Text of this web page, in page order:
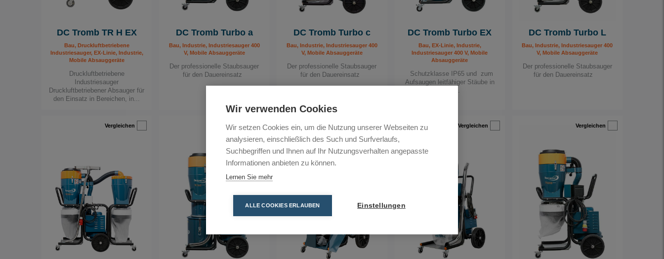
DC Tromb TR H EX
Bau, Druckluftbetriebene
Industriesauger, EX-Linie, Industrie,
Mobile Absauggeräte
Druckluftbetriebene
Industriesauger
Druckluftbetriebener Absauger für
den Einsatz in Bereichen, in...
DC Tromb Turbo a
Bau, Industrie, Industriesauger 400
V, Mobile Absauggeräte
Der professionelle Staubsauger
für den Dauereinsatz
DC Tromb Turbo c
Bau, Industrie, Industriesauger 400
V, Mobile Absauggeräte
Der professionelle Staubsauger
für den Dauereinsatz
DC Tromb Turbo EX
Bau, EX-Linie, Industrie,
Industriesauger 400 V, Mobile
Absauggeräte
Schutzklasse IP65 und zum
Aufsaugen leitfähiger Stäube in
Zone...
DC Tromb Turbo L
Bau, Industrie, Industriesauger 400
V, Mobile Absauggeräte
Der professionelle Staubsauger
für den Dauereinsatz
Vergleichen Vergleichen Vergleichen Vergleichen Vergleichen
Wir verwenden Cookies
Wir setzen Cookies ein, um die Nutzung unserer Webseiten zu
analysieren, einschließlich des Such und Surfverlaufs,
Suchbegriffen und Ihnen auf Ihr Nutzungsverhalten angepasste
Informationen anbieten zu können.
Lernen Sie mehr
ALLE COOKIES ERLAUBEN Einstellungen